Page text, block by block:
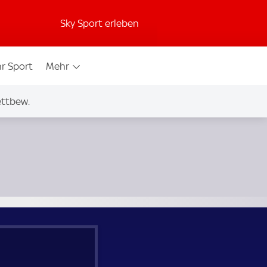
Sky Sport erleben
Sport Mehr